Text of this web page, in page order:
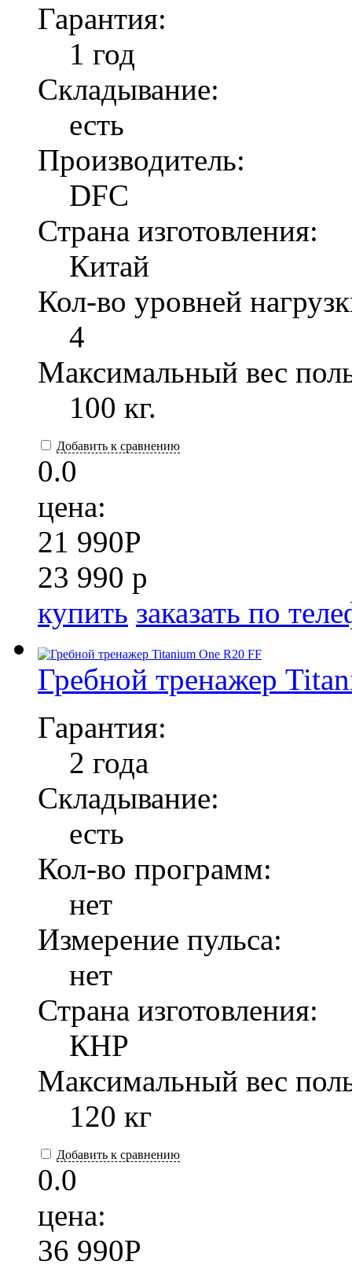
Гарантия:
1 год
Складывание:
есть
Производитель:
DFC
Страна изготовления:
Китай
Кол-во уровней
4
Максимальный вес
100 кг.
Добавить к сравнению
0.0
цена:
21 990P
23 990 р
купить заказать по
Гребной тренажер
Гарантия:
2 года
Складывание:
есть
Кол-во программ:
нет
Измерение пульса:
нет
Страна изготовления:
КНР
Максимальный вес
120 кг
Добавить к сравнению
0.0
цена:
36 990P